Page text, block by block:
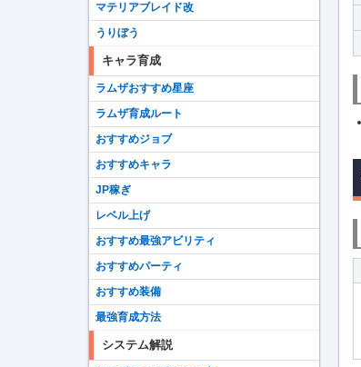
マテリアブレイド改
うりぼう
キャラ育成
ラムザおすすめ星座
ラムザ育成ルート
おすすめジョブ
おすすめキャラ
JP稼ぎ
レベル上げ
おすすめ最強アビリティ
おすすめパーティ
おすすめ装備
最強育成方法
システム解説